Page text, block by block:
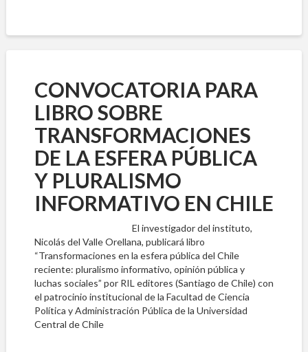
CONVOCATORIA PARA
LIBRO SOBRE
TRANSFORMACIONES
DE LA ESFERA PÚBLICA
Y PLURALISMO
INFORMATIVO EN CHILE
El investigador del instituto,
Nicolás del Valle Orellana, publicará libro
“Transformaciones en la esfera pública del Chile
reciente: pluralismo informativo, opinión pública y
luchas sociales” por RIL editores (Santiago de Chile) con
el patrocinio institucional de la Facultad de Ciencia
Política y Administración Pública de la Universidad
Central de Chile